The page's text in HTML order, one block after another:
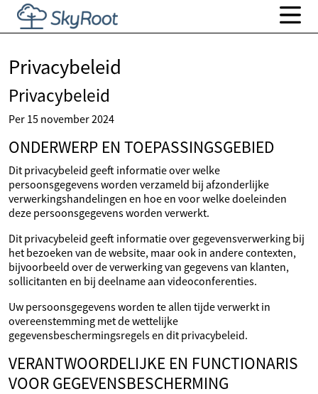
Privacybeleid
Privacybeleid
Per 15 november 2024
ONDERWERP EN TOEPASSINGSGEBIED
Dit privacybeleid geeft informatie over welke
persoonsgegevens worden verzameld bij afzonderlijke
verwerkingshandelingen en hoe en voor welke doeleinden
deze persoonsgegevens worden verwerkt.
Dit privacybeleid geeft informatie over gegevensverwerking bij
het bezoeken van de website, maar ook in andere contexten,
bijvoorbeeld over de verwerking van gegevens van klanten,
sollicitanten en bij deelname aan videoconferenties.
Uw persoonsgegevens worden te allen tijde verwerkt in
overeenstemming met de wettelijke
gegevensbeschermingsregels en dit privacybeleid.
VERANTWOORDELIJKE EN FUNCTIONARIS
VOOR GEGEVENSBESCHERMING